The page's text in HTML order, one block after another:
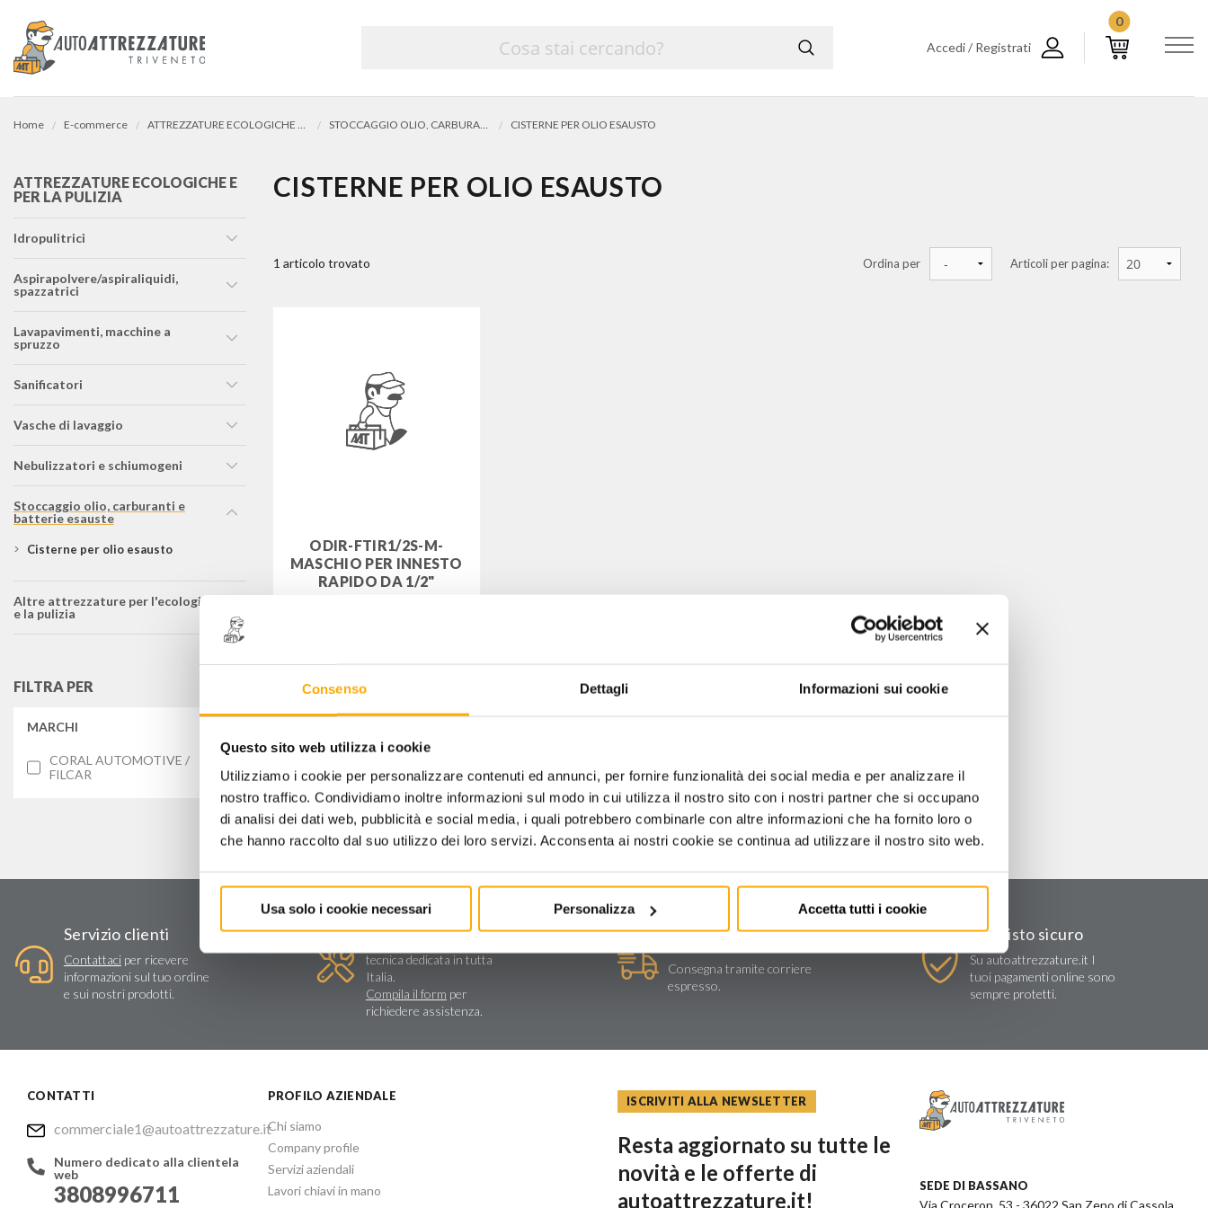
Consenso Dettagli Informazioni sui cookie
Questo sito web utilizza i cookie
Utilizziamo i cookie per personalizzare contenuti ed annunci, per fornire funzionalità dei social media e per analizzare il
nostro traffico. Condividiamo inoltre informazioni sul modo in cui utilizza il nostro sito con i nostri partner che si occupano
di analisi dei dati web, pubblicità e social media, i quali potrebbero combinarle con altre informazioni che ha fornito loro o
che hanno raccolto dal suo utilizzo dei loro servizi. Acconsenta ai nostri cookie se continua ad utilizzare il nostro sito web.
Usa solo i cookie necessari Personalizza Accetta tutti i cookie
Accedi / Registrati
0
Home E-commerce CISTERNE PER OLIO ESAUSTO
ATTREZZATURE ECOLOGICHE E
PER LA PULIZIA
idropulitrici
aspirapolvere/aspiraliquidi,
spazzatrici
lavapavimenti, macchine a
spruzzo
sanificatori
vasche di lavaggio
nebulizzatori e schiumogeni
stoccaggio olio, carburanti e
batterie esauste
cisterne per olio esausto
altre attrezzature per l'ecologia
e la pulizia
FILTRA PER
MARCHI
CORAL AUTOMOTIVE /
FILCAR
CISTERNE PER OLIO ESAUSTO
1 articolo trovato Ordina per Articoli per pagina:
ODIR-FTIR1/2S-M-
MASCHIO PER INNESTO
RAPIDO DA 1/2"
Servizio clienti
Contattaciper ricevere
informazioni sul tuo ordine
e sui nostri prodotti.
Assistenza tecnica
tecnica dedicata in tutta
Italia.
Compila il form per
richiedere assistenza.
Consegna tramite corriere
espresso.
Acquisto sicuro
Su autoattrezzature.it I
tuoi pagamenti online sono
sempre protetti.
CONTATTI
commerciale1@autoattrezzature.it
Numero dedicato alla clientela
web
3808996711
PROFILO AZIENDALE
Chi siamo
Company profile
Servizi aziendali
Lavori chiavi in mano
ISCRIVITI ALLA NEWSLETTER
Resta aggiornato su tutte le
novità e le offerte di
autoattrezzature.it!
SEDE DI BASSANO
Via Croceron, 53 - 36022 San Zeno di Cassola